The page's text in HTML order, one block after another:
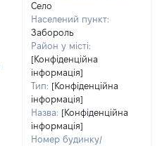
Село
Населений пункт:
Забороль
Район у місті:
[Конфіденційна
інформація]
Тип: [Конфіденційна
інформація]
Назва: [Конфіденційна
інформація]
Номер будинку/